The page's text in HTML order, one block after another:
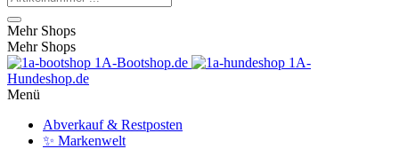
Mehr Shops
Mehr Shops
1A-Bootshop.de
1A-
Hundeshop.de
Menü
Abverkauf & Restposten
✨ Markenwelt